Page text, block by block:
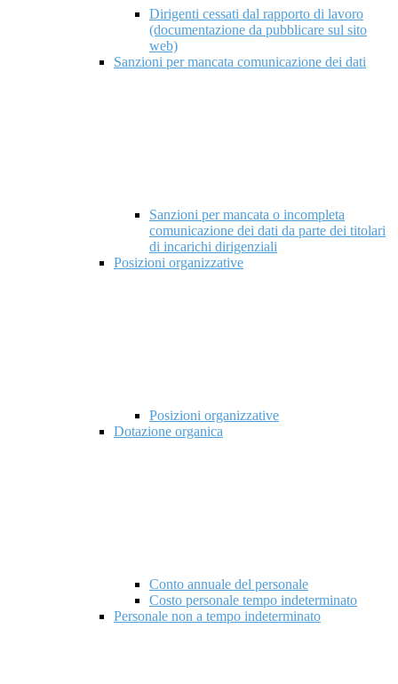
Dirigenti cessati dal rapporto di lavoro
(documentazione da pubblicare sul sito
web)
Sanzioni per mancata comunicazione dei dati
Sanzioni per mancata o incompleta
comunicazione dei dati da parte dei titolari
di incarichi dirigenziali
Posizioni organizzative
Posizioni organizzative
Dotazione organica
Conto annuale del personale
Costo personale tempo indeterminato
Personale non a tempo indeterminato